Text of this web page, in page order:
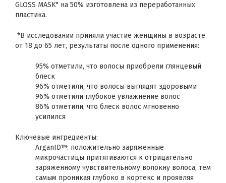
GLOSS MASK" на 50% изготовлена из переработанных
пластика.
*В исследовании приняли участие женщины в возрасте
от 18 до 65 лет, результаты после одного применения:
95% отметили, что волосы приобрели глянцевый
блеск
96% отметили, что волосы выглядят здоровыми
96% отметили глубокое увлажнение волос
86% отметили, что блеск волос мгновенно
усилился
Ключевые ингредиенты:
ArganID™: положительно заряженные
микрочастицы притягиваются к отрицательно
заряженному чувствительному волокну волоса, тем
самым проникая глубоко в кортекс и проявляя